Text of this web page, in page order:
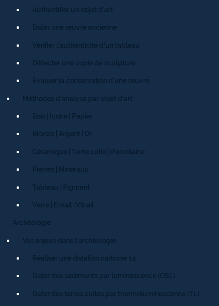
Authentifier un objet d’art
Dater une œuvre ancienne
Vérifier l’authenticité d’un tableau
Détecter une copie de sculpture
Évaluer la conservation d’une œuvre
Méthodes d’analyse par objet d’art
Bois | Ivoire | Papier
Bronze | Argent | Or
Céramique | Terre cuite | Porcelaine
Pierres | Minéraux
Tableau | Pigment
Verre | Email | Vitrail
Archéologie
Vos enjeux dans l’archéologie
Réaliser une datation carbone 14
Dater des sédiments par luminescence (OSL)
Dater des terres cuites par thermoluminescence (TL)